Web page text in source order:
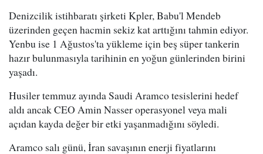
Denizcilik istihbaratı şirketi Kpler, Babu'l Mendeb
üzerinden geçen hacmin sekiz kat arttığını tahmin ediyor.
Yenbu ise 1 Ağustos'ta yükleme için beş süper tankerin
hazır bulunmasıyla tarihinin en yoğun günlerinden birini
yaşadı.
Husiler temmuz ayında Saudi Aramco tesislerini hedef
aldı ancak CEO Amin Nasser operasyonel veya mali
açıdan kayda değer bir etki yaşanmadığını söyledi.
Aramco salı günü, İran savaşının enerji fiyatlarını